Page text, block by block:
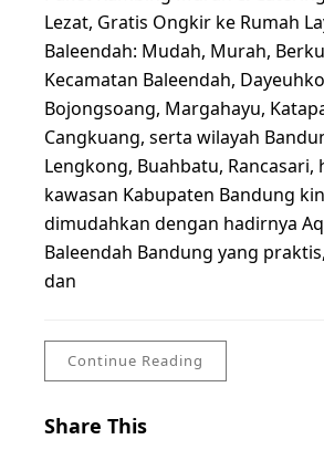
Lezat, Gratis Ongkir ke Rumah
Baleendah: Mudah, Murah,
Kecamatan Baleendah,
Bojongsoang, Margahayu,
Cangkuang, serta wilayah
Lengkong, Buahbatu, Rancasari,
kawasan Kabupaten Bandung
dimudahkan dengan hadirnya
Baleendah Bandung yang
dan
Continue Reading
Share This